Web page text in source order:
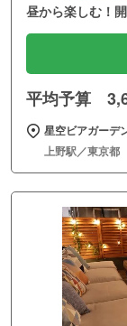
昼から楽しむ！
平均予算
星空ビアガーデ
上野駅／東京都